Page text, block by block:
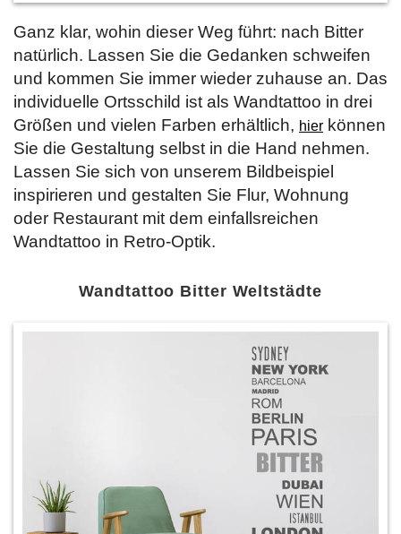
Ganz klar, wohin dieser Weg führt: nach Bitter
natürlich. Lassen Sie die Gedanken schweifen
und kommen Sie immer wieder zuhause an. Das
individuelle Ortsschild ist als Wandtattoo in drei
Größen und vielen Farben erhältlich, hier können
Sie die Gestaltung selbst in die Hand nehmen.
Lassen Sie sich von unserem Bildbeispiel
inspirieren und gestalten Sie Flur, Wohnung
oder Restaurant mit dem einfallsreichen
Wandtattoo in Retro-Optik.
Wandtattoo Bitter Weltstädte